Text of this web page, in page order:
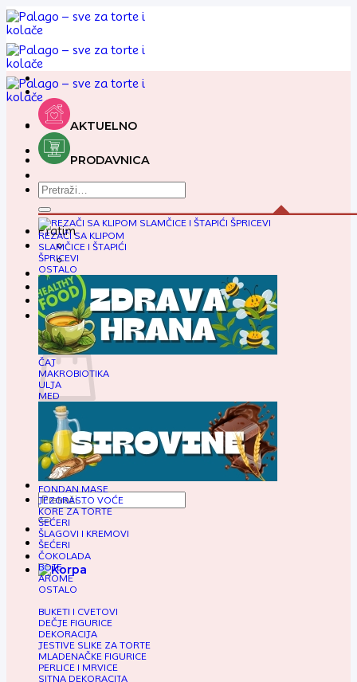
Preskoči
na
sadržaj
Pretraga
za:
Pratim
0,00RSD
Korpa
Nema proizvoda u korpi.
Način plaćanja
Pretraga
za:
AKTUELNO
PRODAVNICA
REZAČI SA KLIPOM
SLAMČICE I ŠTAPIĆI
ŠPRICEVI
OSTALO
ČAJ
MAKROBIOTIKA
ULJA
MED
FONDAN MASE
JEZGRASTO VOĆE
KORE ZA TORTE
ŠEĆERI
ŠLAGOVI I KREMOVI
ŠEĆERI
ČOKOLADA
BOJE
AROME
OSTALO
BUKETI I CVETOVI
DEČJE FIGURICE
DEKORACIJA
JESTIVE SLIKE ZA TORTE
MLADENAČKE FIGURICE
PERLICE I MRVICE
SITNA DEKORACIJA